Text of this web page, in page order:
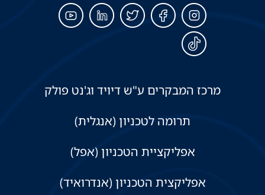
מרכז המבקרים ע"ש דיויד וג'נט פולק
תרומה לטכניון (אנגלית)
אפליקציית הטכניון (אפל)
אפליקצית הטכניון (אנדרואיד)